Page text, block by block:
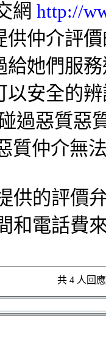
網 http://
供仲介評
給她們服
以安全的
過惡質惡
質仲介無
供的評價
和電話費
共 4 人回